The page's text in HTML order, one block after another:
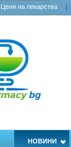
Цени на лекарства
НОВИНИ